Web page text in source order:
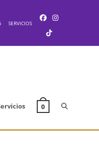
SERVICIOS
0 Alternar